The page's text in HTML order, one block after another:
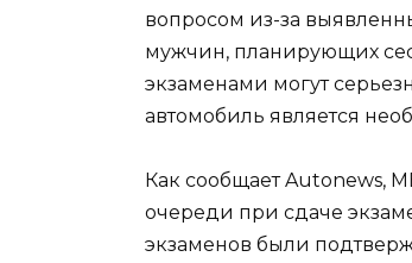
вопросом из-за
мужчин, планирующих
экзаменами могут
автомобиль является
Как сообщает Autonews,
очереди при сдаче
экзаменов были